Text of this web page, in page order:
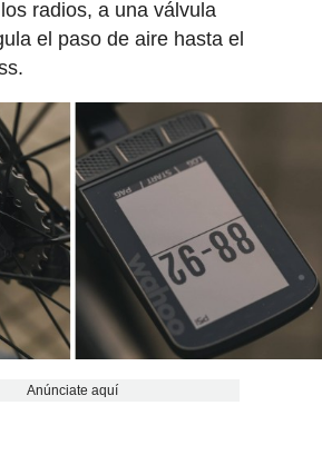
radios, a una válvula
el paso de aire hasta el
Anúnciate aquí